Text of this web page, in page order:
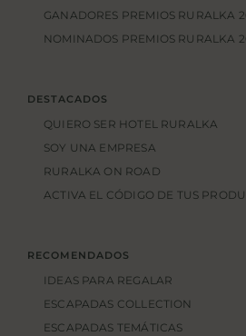
GANADORES PREMIOS RURALKA
NOMINADOS PREMIOS RURALKA
DESTACADOS
QUIERO SER HOTEL RURALKA
SOY UNA EMPRESA
RURALKA ON ROAD
ACTIVA EL CÓDIGO DE TUS
RECOMENDADOS
IDEAS PARA REGALAR
ESCAPADAS COLLECTION
ESCAPADAS TEMÁTICAS